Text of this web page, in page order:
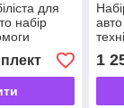
для
набір
1